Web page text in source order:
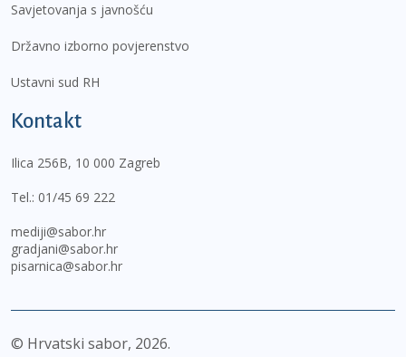
Savjetovanja s javnošću
Državno izborno povjerenstvo
Ustavni sud RH
Kontakt
Ilica 256B, 10 000 Zagreb
Tel.: 01/45 69 222
mediji@sabor.hr
gradjani@sabor.hr
pisarnica@sabor.hr
© Hrvatski sabor, 2026